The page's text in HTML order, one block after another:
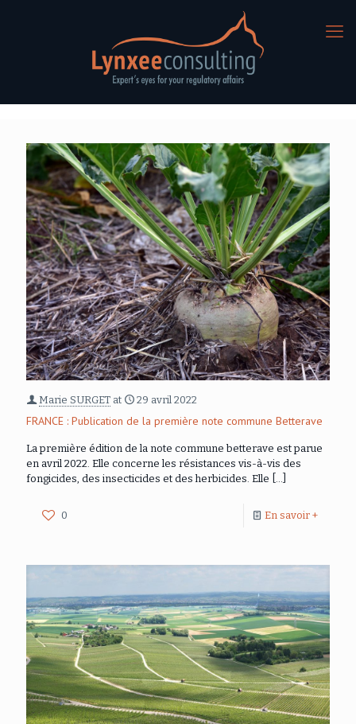
Marie SURGET at 29 avril 2022
FRANCE : Publication de la première note commune Betterave
La première édition de la note commune betterave est parue
en avril 2022. Elle concerne les résistances vis-à-vis des
fongicides, des insecticides et des herbicides. Elle […]
0 En savoir +